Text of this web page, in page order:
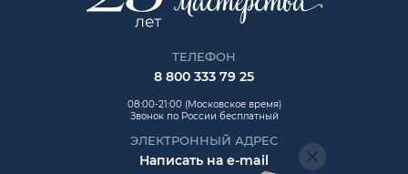
ТЕЛЕФОН
8 800 333 79 25
08:00-21:00 (Московское время)
Звонок по России бесплатный
ЭЛЕКТРОННЫЙ АДРЕС
Написать на e-mail